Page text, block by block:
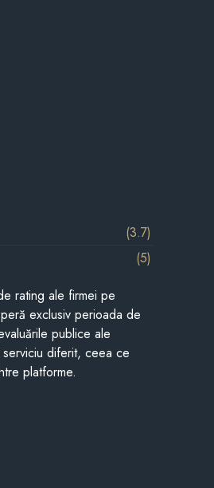
(3.7)
(5)
rating ale firmei pe
exclusiv perioada de
publice ale
diferit, ceea ce
platforme.